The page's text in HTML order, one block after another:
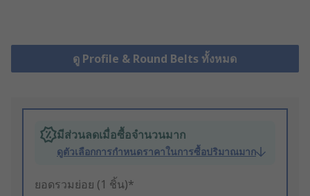
ดู Profile & Round Belts ทั้งหมด
มีส่วนลดเมื่อซื้อจำนวนมาก
ดูตัวเลือกการกำหนดราคาในการซื้อปริมาณมาก
ยอดรวมย่อย (1 ชิ้น)*